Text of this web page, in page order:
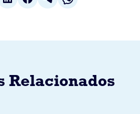
Relacionados